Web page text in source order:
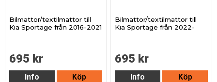
Bilmattor/textilmattor till
Kia Sportage från 2016-2021
695 kr
Info Köp
Bilmattor/textilmattor till
Kia Sportage från 2022-
695 kr
Info Köp